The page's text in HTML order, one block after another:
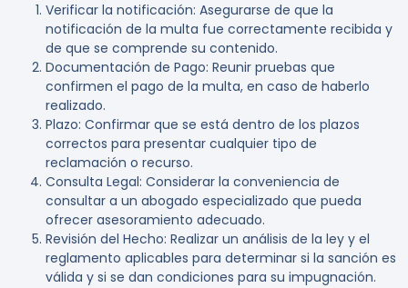
Verificar la notificación: Asegurarse de que la
notificación de la multa fue correctamente recibida y
de que se comprende su contenido.
Documentación de Pago: Reunir pruebas que
confirmen el pago de la multa, en caso de haberlo
realizado.
Plazo: Confirmar que se está dentro de los plazos
correctos para presentar cualquier tipo de
reclamación o recurso.
Consulta Legal: Considerar la conveniencia de
consultar a un abogado especializado que pueda
ofrecer asesoramiento adecuado.
Revisión del Hecho: Realizar un análisis de la ley y el
reglamento aplicables para determinar si la sanción es
válida y si se dan condiciones para su impugnación.